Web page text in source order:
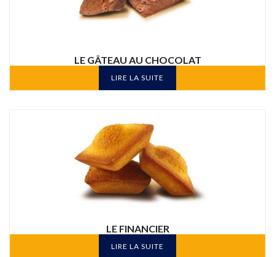
LE GÂTEAU AU CHOCOLAT
LIRE LA SUITE
LE FINANCIER
LIRE LA SUITE